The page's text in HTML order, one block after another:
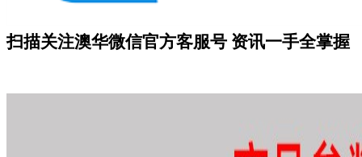
扫描关注澳华微信官方客服号 资讯一手全掌握